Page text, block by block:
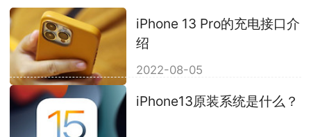
iPhone 13 Pro的充电接口介
绍
2022-08-05
iPhone13原装系统是什么？